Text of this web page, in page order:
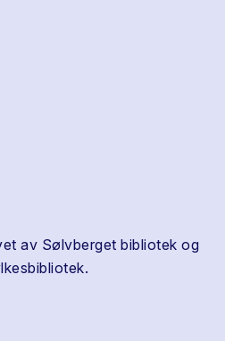
av Sølvberget bibliotek og